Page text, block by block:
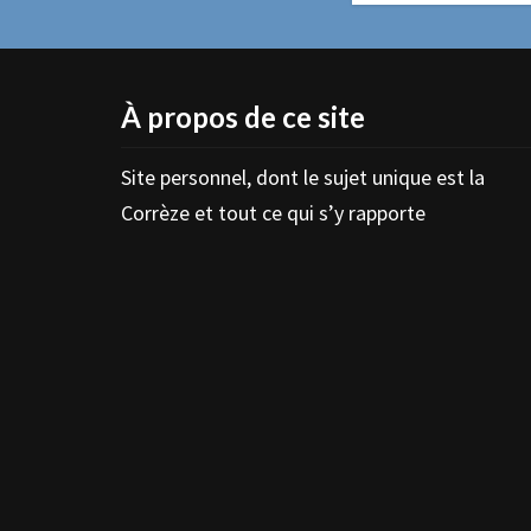
À propos de ce site
Site personnel, dont le sujet unique est la
Corrèze et tout ce qui s’y rapporte